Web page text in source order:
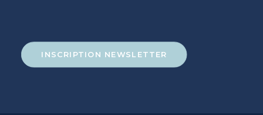
INSCRIPTION NEWSLETTER